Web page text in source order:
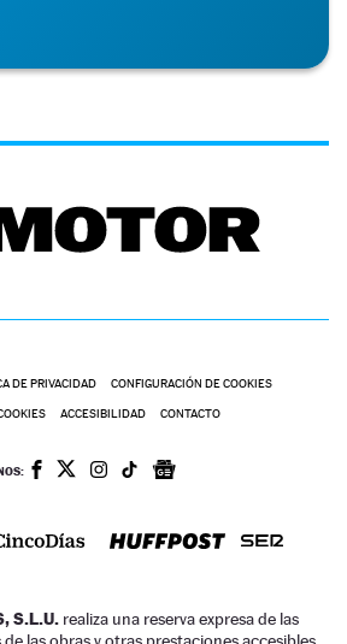
DE PRIVACIDAD CONFIGURACIÓN DE COOKIES
ACCESIBILIDAD CONTACTO
S.L.U. realiza una reserva expresa de las
las obras y otras prestaciones accesibles